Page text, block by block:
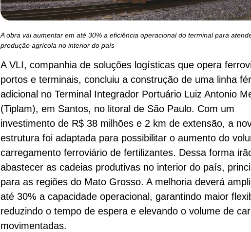
A obra vai aumentar em até 30% a eficiência operacional do terminal para
produção agrícola no interior do país
A VLI, companhia de soluções logísticas que opera
portos e terminais, concluiu a construção de uma linha
adicional no Terminal Integrador Portuário Luiz Antonio
(Tiplam), em Santos, no litoral de São Paulo. Com um
investimento de R$ 38 milhões e 2 km de extensão, a
estrutura foi adaptada para possibilitar o aumento do
carregamento ferroviário de fertilizantes. Dessa forma
abastecer as cadeias produtivas no interior do país,
para as regiões do Mato Grosso. A melhoria deverá
até 30% a capacidade operacional, garantindo maior
reduzindo o tempo de espera e elevando o volume de
movimentadas.